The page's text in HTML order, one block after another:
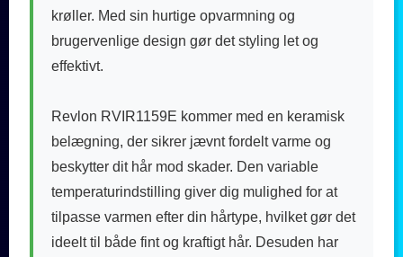
krøller. Med sin hurtige opvarmning og
brugervenlige design gør det styling let og
effektivt.
Revlon RVIR1159E kommer med en keramisk
belægning, der sikrer jævnt fordelt varme og
beskytter dit hår mod skader. Den variable
temperaturindstilling giver dig mulighed for at
tilpasse varmen efter din hårtype, hvilket gør det
ideelt til både fint og kraftigt hår. Desuden har